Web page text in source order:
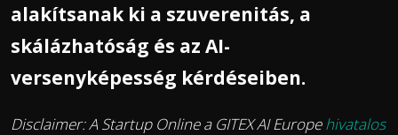
alakítsanak ki a szuverenitás, a
skálázhatóság és az AI-
versenyképesség kérdéseiben.
Disclaimer: A Startup Online a GITEX AI Europehivatalos